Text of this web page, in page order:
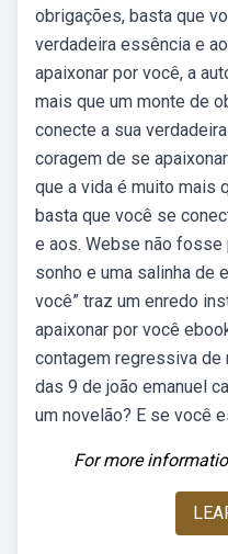
obrigações, basta que
verdadeira essência e
apaixonar por você, a
mais que um monte de
conecte a sua
coragem de se
que a vida é muito mais
basta que você se
e aos. Webse não fosse
sonho e uma salinha de
você” traz um enredo
apaixonar por você
contagem regressiva de
das 9 de joão emanuel
um novelão? E se você
For more